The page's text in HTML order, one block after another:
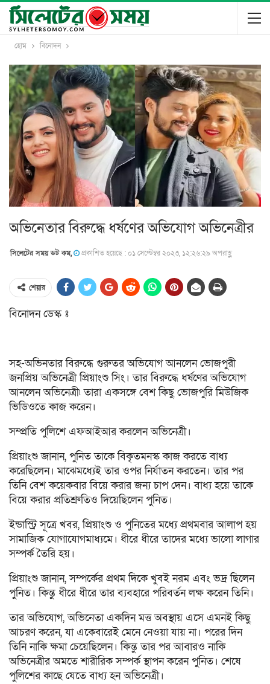
হোম বিনোদন
অভিনেতার বিরুদ্ধে ধর্ষণের অভিযোগ অভিনেত্রীর
সিলেটের সময় ডট কম, প্রকাশিত হয়েছে : ০১ সেপ্টেম্বর ২০২৩, ১২:২৬:২৯ অপরাহ্ণ
শেয়ার
বিনোদন ডেস্ক ঃ
সহ-অভিনতার বিরুদ্ধে গুরুতর অভিযোগ আনলেন ভোজপুরী
জনপ্রিয় অভিনেত্রী প্রিয়াংশু সিং। তার বিরুদ্ধে ধর্ষণের অভিযোগ
আনলেন অভিনেত্রী৷ তারা একসঙ্গে বেশ কিছু ভোজপুরি মিউজিক
ভিডিওতে কাজ করেন।
সম্প্রতি পুলিশে এফআইআর করলেন অভিনেত্রী।
প্রিয়াংশু জানান, পুনিত তাকে বিকৃতমনস্ক কাজ করতে বাধ্য
করেছিলেন। মাঝেমধ্যেই তার ওপর নির্যাতন করতেন। তার পর
তিনি বেশ কয়েকবার বিয়ে করার জন্য চাপ দেন। বাধ্য হয়ে তাকে
বিয়ে করার প্রতিশ্রুতিও দিয়েছিলেন পুনিত।
ইন্ডাস্ট্রি সূত্রে খবর, প্রিয়াংশু ও পুনিতের মধ্যে প্রথমবার আলাপ হয়
সামাজিক যোগাযোগমাধ্যমে। ধীরে ধীরে তাদের মধ্যে ভালো লাগার
সম্পর্ক তৈরি হয়।
প্রিয়াংশু জানান, সম্পর্কের প্রথম দিকে খুবই নরম এবং ভদ্র ছিলেন
পুনিত। কিন্তু ধীরে ধীরে তার ব্যবহারে পরিবর্তন লক্ষ করেন তিনি।
তার অভিযোগ, অভিনেতা একদিন মত্ত অবস্থায় এসে এমনই কিছু
আচরণ করেন, যা একেবারেই মেনে নেওয়া যায় না। পরের দিন
তিনি নাকি ক্ষমা চেয়েছিলেন। কিন্তু তার পর আবারও নাকি
অভিনেত্রীর অমতে শারীরিক সম্পর্ক স্থাপন করেন পুনিত। শেষে
পুলিশের কাছে যেতে বাধ্য হন অভিনেত্রী।